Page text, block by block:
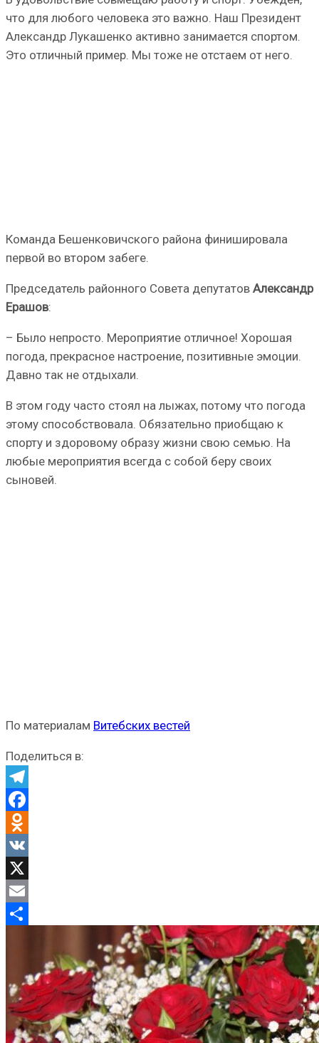
что для любого человека это важно. Наш Президент
Александр Лукашенко активно занимается спортом.
Это отличный пример. Мы тоже не отстаем от него.
Команда Бешенковичского района финишировала
первой во втором забеге.
Председатель районного Совета депутатов Александр
Ерашов:
– Было непросто. Мероприятие отличное! Хорошая
погода, прекрасное настроение, позитивные эмоции.
Давно так не отдыхали.
В этом году часто стоял на лыжах, потому что погода
этому способствовала. Обязательно приобщаю к
спорту и здоровому образу жизни свою семью. На
любые мероприятия всегда с собой беру своих
сыновей.
По материалам Витебских вестей
Поделиться в:
Telegram
Facebook
Odnoklassniki
VK
X
Email